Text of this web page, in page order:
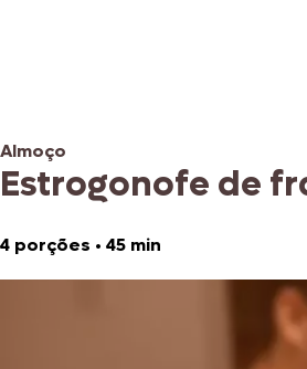
Almoço
Estrogonofe de
4 porções • 45 min